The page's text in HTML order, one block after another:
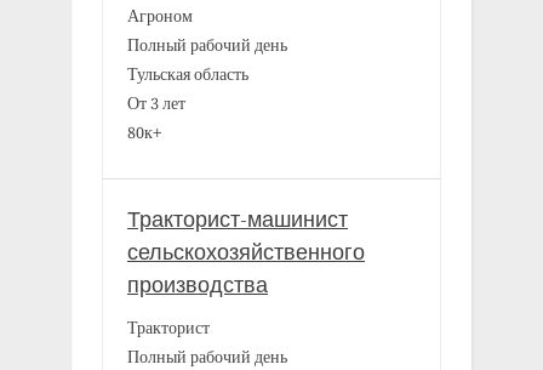
Агроном
Полный рабочий день
Тульская область
От 3 лет
80к+
Тракторист-машинист
сельскохозяйственного
производства
Тракторист
Полный рабочий день